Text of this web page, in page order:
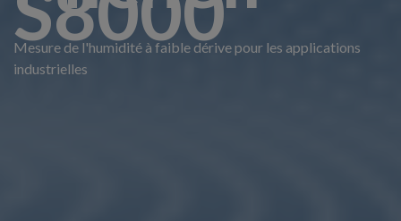
Mesure de l'humidité à faible dérive pour les applications
industrielles